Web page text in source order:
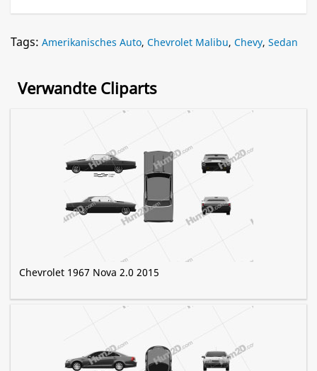
Tags: Amerikanisches Auto, Chevrolet Malibu, Chevy, Sedan
Verwandte Cliparts
Chevrolet 1967 Nova 2.0 2015